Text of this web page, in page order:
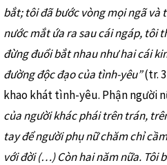
bắt; tôi đã bước vòng mọi ngã và
nước mắt ứa ra sau cái ngáp, tôi
đừng đuổi bắt nhau như hai cái
đường độc đạo của tình-yêu”(tr.
khao khát tình-yêu. Phận người
của người khác phái trên trán,
tay để người phụ nữ chăm chỉ
với đời (…) Còn hai năm nữa. Tôi